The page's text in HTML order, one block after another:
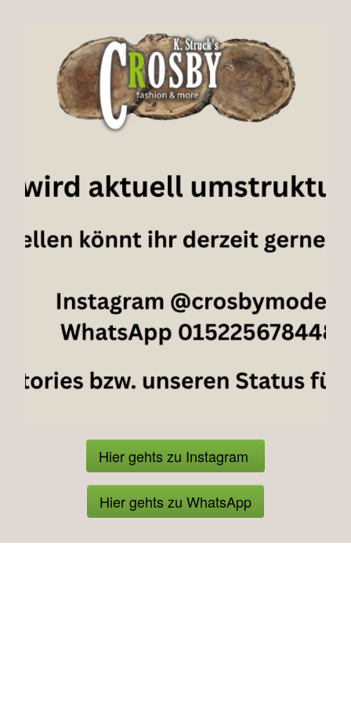
Hier gehts zu Instagram
Hier gehts zu WhatsApp